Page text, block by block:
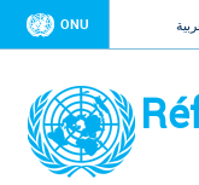
ONU